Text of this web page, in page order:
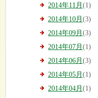
2014年11月 (1)
2014年10月 (3)
2014年09月 (3)
2014年07月 (1)
2014年06月 (3)
2014年05月 (1)
2014年04月 (1)